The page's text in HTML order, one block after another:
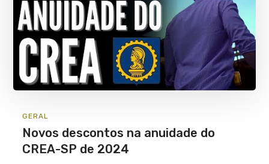
GERAL
Novos descontos na anuidade do
CREA-SP de 2024